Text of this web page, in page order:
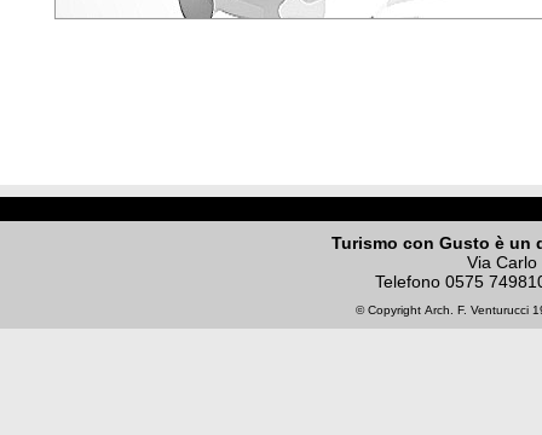
Turismo con Gusto è un
Via
Telefono 0575
© Copyright Arch. F. Venturucci